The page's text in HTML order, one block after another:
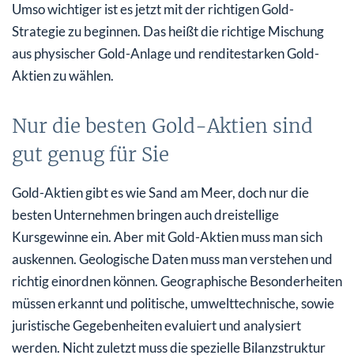
Umso wichtiger ist es jetzt mit der richtigen Gold-
Strategie zu beginnen. Das heißt die richtige Mischung
aus physischer Gold-Anlage und renditestarken Gold-
Aktien zu wählen.
Nur die besten Gold-Aktien sind
gut genug für Sie
Gold-Aktien gibt es wie Sand am Meer, doch nur die
besten Unternehmen bringen auch dreistellige
Kursgewinne ein. Aber mit Gold-Aktien muss man sich
auskennen. Geologische Daten muss man verstehen und
richtig einordnen können. Geographische Besonderheiten
müssen erkannt und politische, umwelttechnische, sowie
juristische Gegebenheiten evaluiert und analysiert
werden. Nicht zuletzt muss die spezielle Bilanzstruktur